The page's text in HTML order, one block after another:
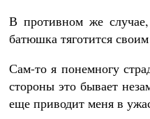
В противном же
батюшка тяготится
Сам-то я понемногу
стороны это бывает
еще приводит меня в